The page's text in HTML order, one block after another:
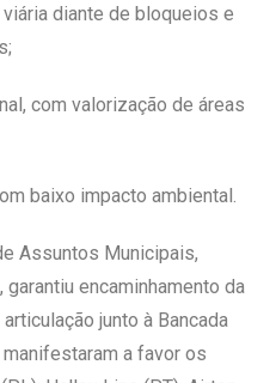
diante de bloqueios e
com valorização de áreas
baixo impacto ambiental.
Assuntos Municipais,
encaminhamento da
junto à Bancada
manifestaram a favor os